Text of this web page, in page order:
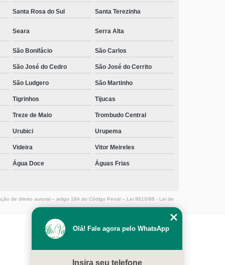
masculino contato Araquari
telefone de centro de recuperação dependentes
centro de recuperação dependentes químicos Ponte
Alta do Norte
menor de idade São Francisco
centro de dependência química contato São Carlos
contato de centros para dependentes químicos com
acolhimento masculino Caiacanga
centro de dependente químico Ratones
telefone de centros para dependentes químicos com
atendimento médico Pomerode
contato de centro de dependência química Rio Rufino
Santa Rosa do Sul Santa Terezinha
Seara Serra Alta
São Bonifácio São Carlos
São José do Cedro São José do Cerrito
São Ludgero São Martinho
Tigrinhos Tijucas
Treze de Maio Trombudo Central
Urubici Urupema
Videira Vitor Meireles
Água Doce Águas Frias
de direito autoral – artigo 184 do Código Penal – Lei 9610/98 - Lei de
HOME
Olá! Fale agora pelo WhatsApp
Insira seu telefone